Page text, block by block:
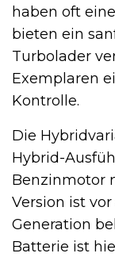
haben oft
bieten ein
Turbolader
Exemplaren
Kontrolle.
Die
Hybrid-
Benzinmotor
Version ist
Generation
Batterie ist